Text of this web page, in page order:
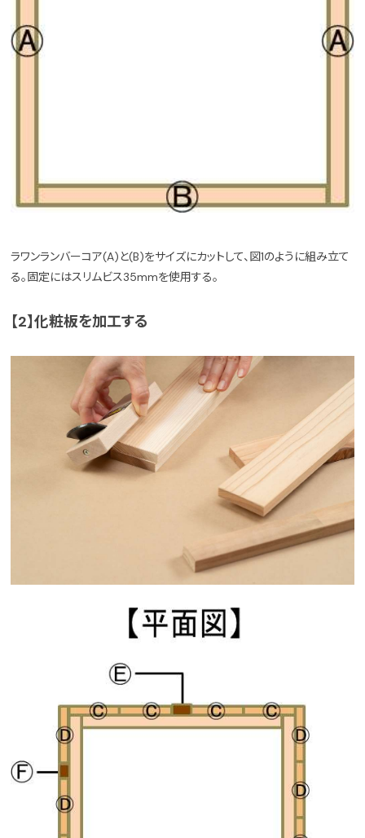
ラワンランバーコア(A)と(B)をサイズにカットして、図1のように組み立て
る。固定にはスリムビス35mmを使用する。
【2】化粧板を加工する